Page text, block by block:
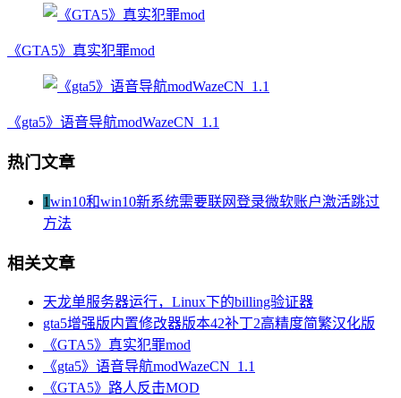
《GTA5》真实犯罪mod
《gta5》语音导航modWazeCN_1.1
热门文章
1win10和win10新系统需要联网登录微软账户激活跳过
方法
相关文章
天龙单服务器运行，Linux下的billing验证器
gta5增强版内置修改器版本42补丁2高精度简繁汉化版
《GTA5》真实犯罪mod
《gta5》语音导航modWazeCN_1.1
《GTA5》路人反击MOD